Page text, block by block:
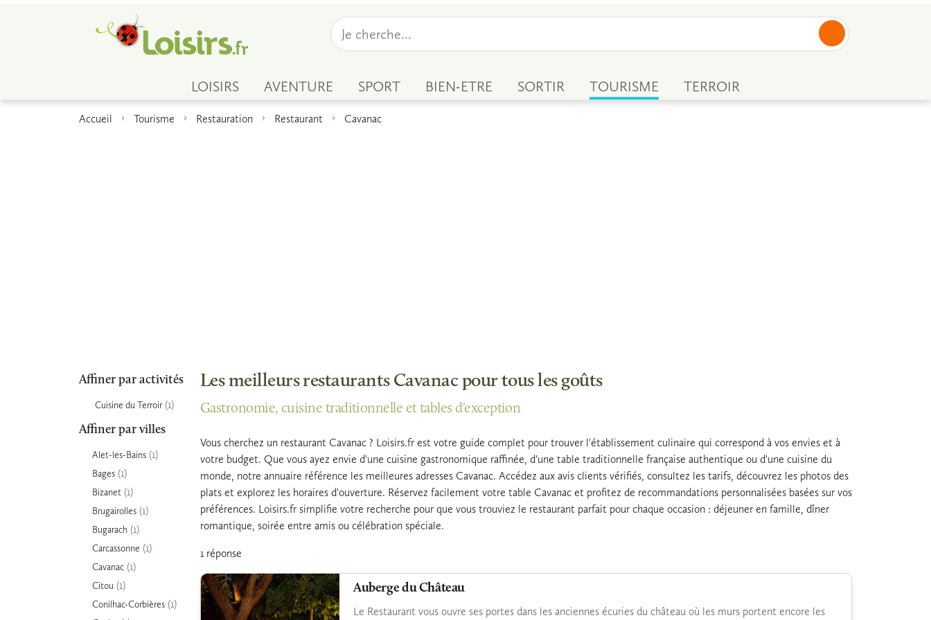
LOISIRS AVENTURE SPORT BIEN-ETRE SORTIR TOURISME TERROIR
Accueil Tourisme Restauration Restaurant Cavanac
Affiner par activités
Cuisine du Terroir(1)
Affiner par villes
Alet-les-Bains (1)
Bages (1)
Bizanet (1)
Brugairolles (1)
Bugarach (1)
Carcassonne (1)
Cavanac (1)
Citou (1)
Conilhac-Corbières (1)
Les meilleurs restaurants Cavanac pour tous les goûts
Gastronomie, cuisine traditionnelle et tables d'exception
Vous cherchez un restaurant Cavanac ? Loisirs.fr est votre guide complet pour trouver l'établissement culinaire qui correspond à vos envies et à
votre budget. Que vous ayez envie d'une cuisine gastronomique raffinée, d'une table traditionnelle française authentique ou d'une cuisine du
monde, notre annuaire référence les meilleures adresses Cavanac. Accédez aux avis clients vérifiés, consultez les tarifs, découvrez les photos des
plats et explorez les horaires d'ouverture. Réservez facilement votre table Cavanac et profitez de recommandations personnalisées basées sur vos
préférences. Loisirs.fr simplifie votre recherche pour que vous trouviez le restaurant parfait pour chaque occasion : déjeuner en famille, dîner
romantique, soirée entre amis ou célébration spéciale.
1 réponse
Auberge du Château
Le Restaurant vous ouvre ses portes dans les anciennes écuries du château où les murs portent encore les